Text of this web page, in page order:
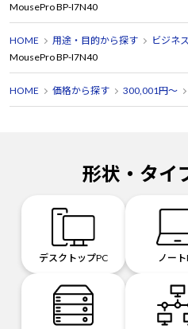
MousePro BP-I7N40
HOME 用途・目的から探す
ビジネ
MousePro BP-I7N40
HOME 価格から探す 300,001円～
形状・タイ
デスクトップPC ノート